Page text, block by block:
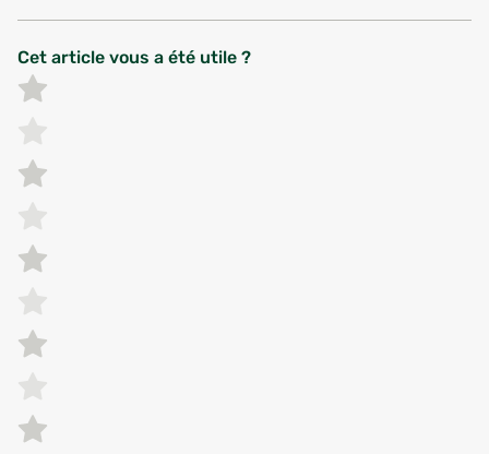
Cet article vous a été utile ?